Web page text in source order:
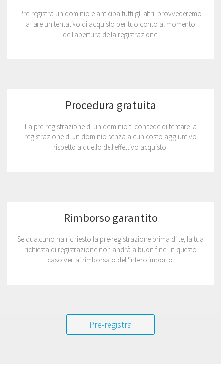
Pre-registra un dominio e anticipa tutti gli altri: provvederemo
a fare un tentativo di acquisto per tuo conto al momento
dell'apertura della registrazione.
Procedura gratuita
La pre-registrazione di un dominio ti concede di tentare la
registrazione di un dominio senza alcun costo aggiuntivo
rispetto a quello dell'effettivo acquisto.
Rimborso garantito
Se qualcuno ha richiesto la pre-registrazione prima di te, la tua
richiesta di registrazione non andrà a buon fine. In questo
caso verrai rimborsato dell'intero importo.
Pre-registra